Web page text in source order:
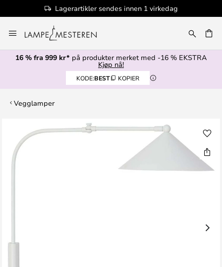
Lagerartikler sendes innen 1 virkedag
til
innhold
16 % fra 999 kr* på produkter merket med -16 % EKSTRA
Kjøp nå!
KODE:BEST KOPIER
Vegglamper
slutten